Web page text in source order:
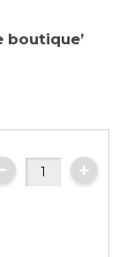
boutique’